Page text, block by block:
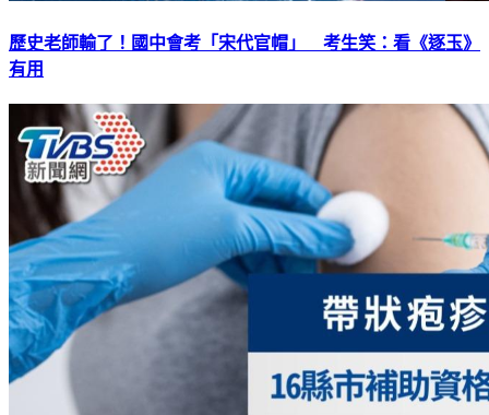
歷史老師輸了！國中會考「宋代官帽」 考生笑：看《逐玉》
有用